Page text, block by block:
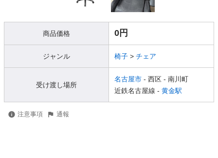
商品価格 0円
ジャンル 椅子 > チェア
受け渡し場所
名古屋市 - 西区 - 南川町
近鉄名古屋線 - 黄金駅
注意事項 通報